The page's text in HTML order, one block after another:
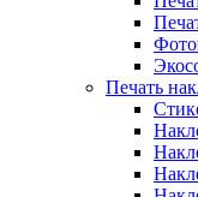
Печать